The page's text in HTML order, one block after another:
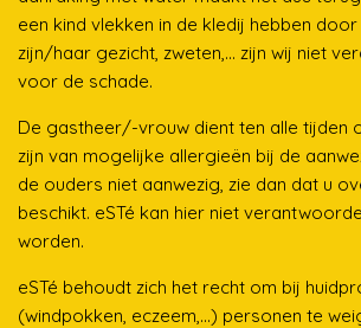
een kind vlekken in de kledij hebben
zijn/haar gezicht, zweten,... zijn wij niet
voor de schade.
De gastheer/-vrouw dient ten alle tijden
zijn van mogelijke allergieën bij de
de ouders niet aanwezig, zie dan dat u
beschikt. eSTé kan hier niet
worden.
eSTé behoudt zich het recht om bij
(windpokken, eczeem,...) personen te